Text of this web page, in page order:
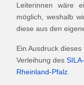
Leiterinnen wäre
möglich, weshalb
diese aus den
Ein Ausdruck
Verleihung des
Rheinland-Pfalz